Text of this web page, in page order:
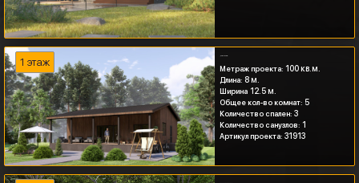
1 этаж
Метраж проекта: 100 кв.м.
Длина: 8 м.
Ширина 12.5 м.
Общее кол-во комнат: 5
Количество спален: 3
Количество санузлов: 1
Артикул проекта: 31913